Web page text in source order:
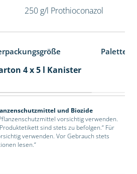
250 g/l Prothioconazol
4 x 5 l Kanister
und Biozide
vorsichtig verwenden.
sind stets zu befolgen.“ Für
verwenden. Vor Gebrauch stets
lesen.“